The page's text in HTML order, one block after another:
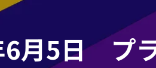
6月5日 プ